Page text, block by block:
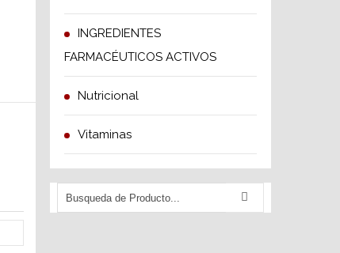
INGREDIENTES
FARMACÉUTICOS ACTIVOS
Nutricional
Vitaminas